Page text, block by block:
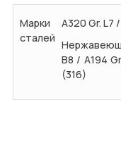
Марки
сталей
A320 Gr. L7
B8 / A194
(316)